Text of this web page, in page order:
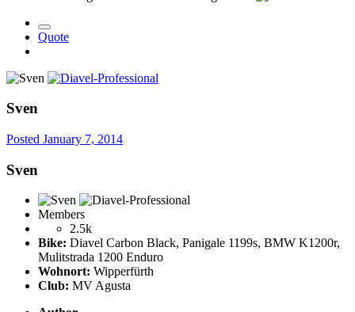
Quote
Sven
Posted January 7, 2014
Sven
Members
2.5k
Bike: Diavel Carbon Black, Panigale 1199s, BMW K1200r,
Mulitstrada 1200 Enduro
Wohnort: Wipperfürth
Club: MV Agusta